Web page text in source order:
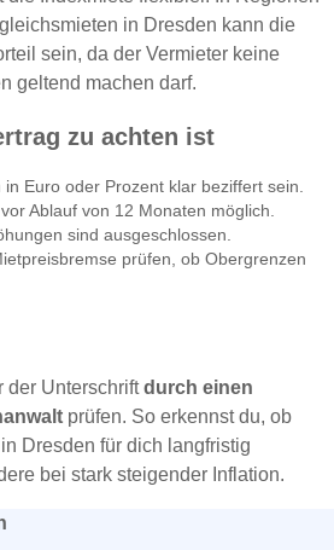
in Dresden kann die
sein, da der Vermieter keine
geltend machen darf.
zu achten ist
Euro oder Prozent klar beziffert sein.
Ablauf von 12 Monaten möglich.
sind ausgeschlossen.
prüfen, ob Obergrenzen
der Unterschriftdurch einen
prüfen. So erkennst du, ob
Dresden für dich langfristig
bei stark steigender Inflation.